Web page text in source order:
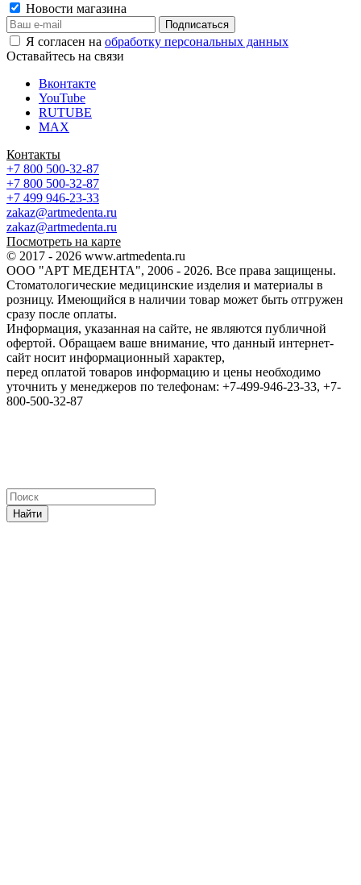
Новости магазина
Я согласен на обработку персональных данных
Оставайтесь на связи
Вконтакте
YouTube
RUTUBE
MAX
Контакты
+7 800 500-32-87
+7 800 500-32-87
+7 499 946-23-33
zakaz@artmedenta.ru
zakaz@artmedenta.ru
Посмотреть на карте
© 2017 - 2026 www.artmedenta.ru
ООО "АРТ МЕДЕНТА", 2006 - 2026. Все права защищены.
Стоматологические медицинские изделия и материалы в
розницу. Имеющийся в наличии товар может быть отгружен
сразу после оплаты.
Информация, указанная на сайте, не являются публичной
офертой. Обращаем ваше внимание, что данный интернет-
сайт носит информационный характер,
перед оплатой товаров информацию и цены необходимо
уточнить у менеджеров по телефонам: +7-499-946-23-33, +7-
800-500-32-87
Найти